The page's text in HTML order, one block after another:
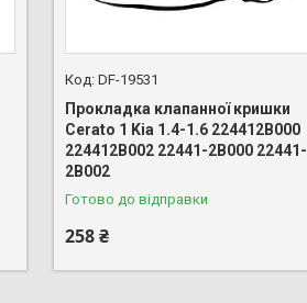
DF-19531
Прокладка клапанної кришки
Cerato 1 Kia 1.4-1.6 224412B000
224412B002 22441-2B000 22441-
2B002
Готово до відправки
258 ₴